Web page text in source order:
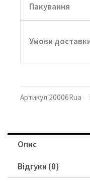
Пакування
Умови
Артикул 20006Rua
Опис
Відгуки (0)